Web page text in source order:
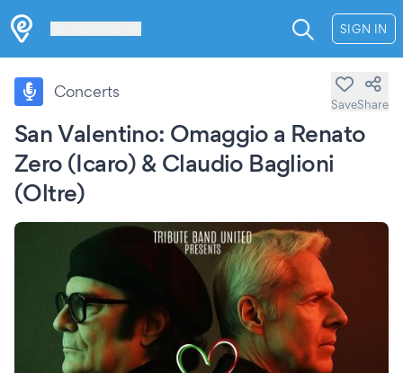
SIGN IN
San Valentino: Omaggio a Renato
Zero (Icaro) & Claudio Baglioni
(Oltre)
Concerts
SaveShare